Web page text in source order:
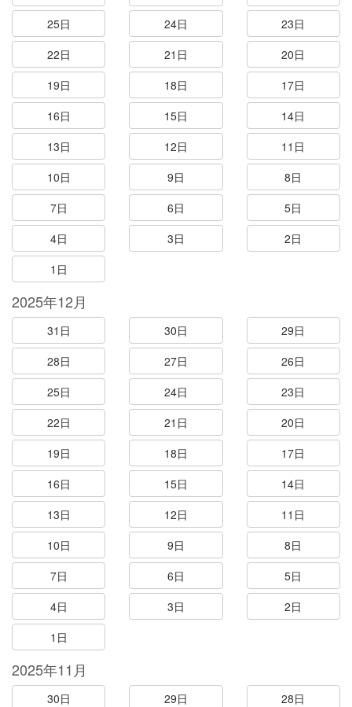
25日
24日
23日
22日
21日
20日
19日
18日
17日
16日
15日
14日
13日
12日
11日
10日
9日
8日
7日
6日
5日
4日
3日
2日
1日
2025年12月
31日 30日
29日
28日
27日
26日
25日
24日
23日
22日
21日
20日
19日
18日
17日
16日
15日
14日
13日
12日
11日
10日
9日
8日
7日
6日
5日
4日
3日
2日
1日
2025年11月
30日 29日
28日